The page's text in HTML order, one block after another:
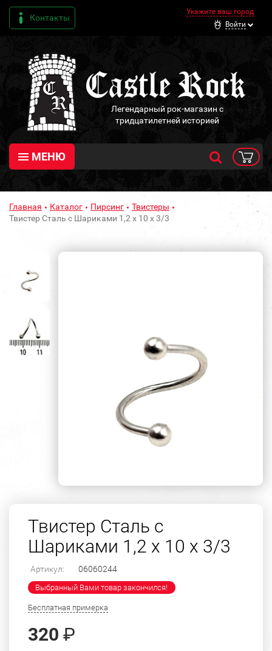
Контакты
Укажите ваш город
Войти
Легендарный рок-магазин с
тридцатилетней историей
МЕНЮ
Главная Каталог Пирсинг
Твистеры
Твистер Сталь с Шариками 1,2 х 10 х 3/3
Твистер Сталь с
Шариками 1,2 х 10 х 3/3
Артикул: 06060244
Выбранный Вами товар закончился!
Бесплатная примерка
320 ₽